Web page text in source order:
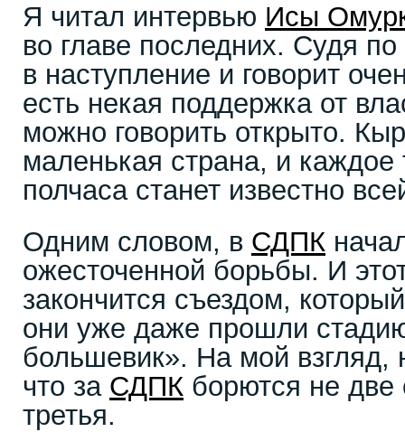
Я читал интервью Исы
во главе последних. Судя
в наступление и говорит
есть некая поддержка от
можно говорить открыто.
маленькая страна, и каждое
полчаса станет известно
Одним словом, в СДПК
ожесточенной борьбы. И
закончится съездом,
они уже даже прошли
большевик». На мой взгляд,
что за СДПК борются не
третья.